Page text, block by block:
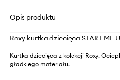
Opis produktu
Roxy kurtka dziecięca START ME
Kurtka dziecięca z kolekcji Roxy.
gładkiego materiału.